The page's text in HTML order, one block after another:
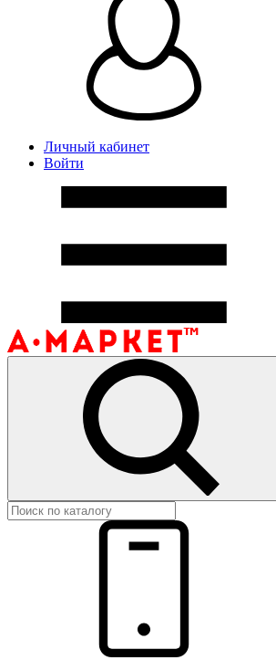
Личный кабинет
Войти